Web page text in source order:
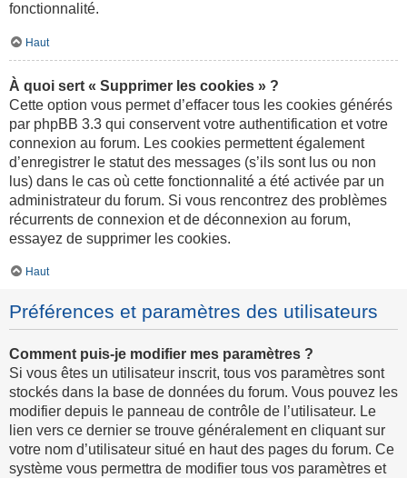
fonctionnalité.
Haut
À quoi sert « Supprimer les cookies » ?
Cette option vous permet d’effacer tous les cookies générés
par phpBB 3.3 qui conservent votre authentification et votre
connexion au forum. Les cookies permettent également
d’enregistrer le statut des messages (s’ils sont lus ou non
lus) dans le cas où cette fonctionnalité a été activée par un
administrateur du forum. Si vous rencontrez des problèmes
récurrents de connexion et de déconnexion au forum,
essayez de supprimer les cookies.
Haut
Préférences et paramètres des utilisateurs
Comment puis-je modifier mes paramètres ?
Si vous êtes un utilisateur inscrit, tous vos paramètres sont
stockés dans la base de données du forum. Vous pouvez les
modifier depuis le panneau de contrôle de l’utilisateur. Le
lien vers ce dernier se trouve généralement en cliquant sur
votre nom d’utilisateur situé en haut des pages du forum. Ce
système vous permettra de modifier tous vos paramètres et